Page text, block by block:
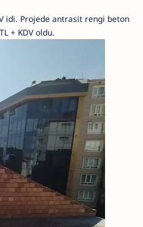
idi. Projede antrasit rengi beton
+ KDV oldu.